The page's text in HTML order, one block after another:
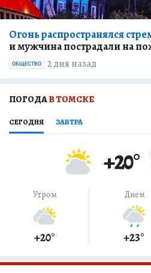
Огонь распространялся
и мужчина пострадали на
2 дня назад
ОБЩЕСТВО
ПОГОДАВ ТОМСКЕ
СЕГОДНЯ ЗАВТРА
+20°
Утром
+20°
Днем
+23°